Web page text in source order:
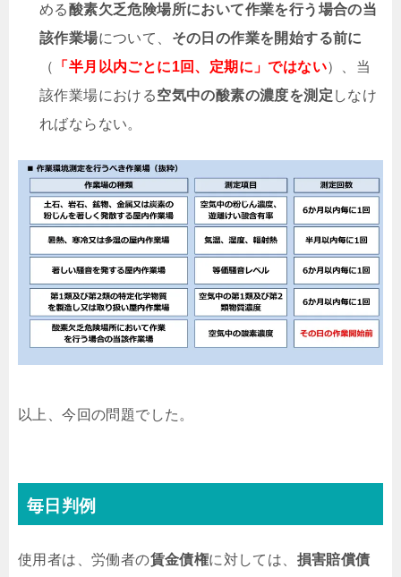
める酸素欠乏危険場所において作業を行う場合の当
該作業場について、 その日の作業を開始する前に
（
「半月以内ごとに1回、定期に」ではない）、当
該作業場における空気中の酸素の濃度を測定 しなけ
ればならない。
以上、今回の問題でした。
毎日判例
使用者は、労働者の賃金債権に対しては、 損害賠償債